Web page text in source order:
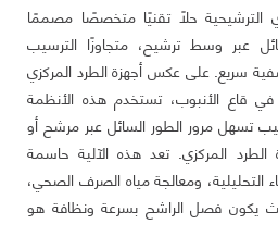
الترشيحية حلًا تقنيًا متخصصًا مصممًا
عبر وسط ترشيح، متجاوزًا الترسيب
سريع. على عكس أجهزة الطرد المركزي
في قاع الأنبوب، تستخدم هذه الأنظمة
تسهل مرور الطور السائل عبر مرشح أو
المركزي. تعد هذه الآلية حاسمة
التحليلية، ومعالجة مياه الصرف الصحي،
يكون فصل الراشح بسرعة ونظافة هو